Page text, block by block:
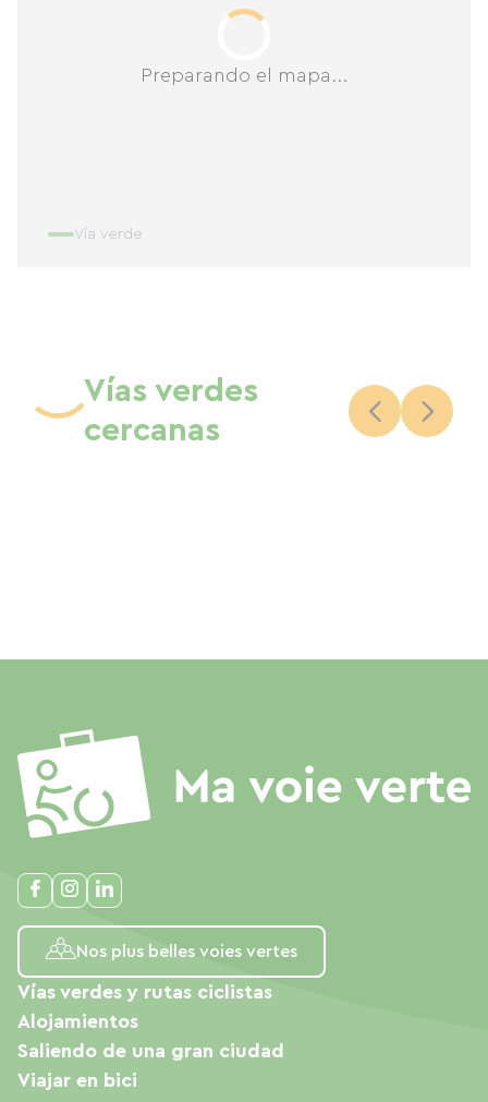
Preparando el mapa...
Vía verde
Vías verdes
cercanas
Nos plus belles voies vertes
Vías verdes y rutas ciclistas
Alojamientos
Saliendo de una gran ciudad
Viajar en bici